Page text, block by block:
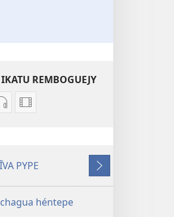
REMBOGUEJY
Remboguejy
Jehová
(purahéi)
Opsión
vidéo
Jehová
amígoramo
PYPE
Kóva
rire
héntepe